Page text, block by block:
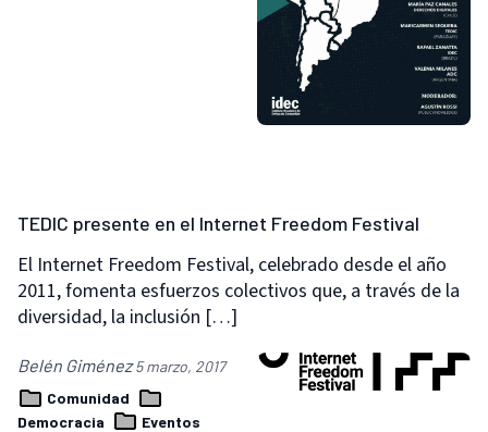
TEDIC presente en el Internet Freedom Festival
El Internet Freedom Festival, celebrado desde el año
2011, fomenta esfuerzos colectivos que, a través de la
diversidad, la inclusión […]
Belén Giménez5 marzo, 2017
Comunidad
Democracia
Eventos